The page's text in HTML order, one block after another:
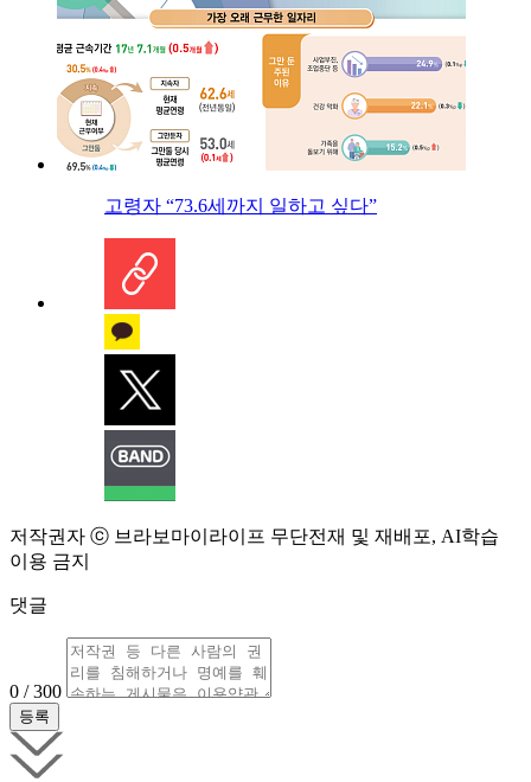
고령자 “73.6세까지 일하고 싶다”
저작권자 ⓒ 브라보마이라이프 무단전재 및 재배포, AI학습
이용 금지
댓글
0 / 300